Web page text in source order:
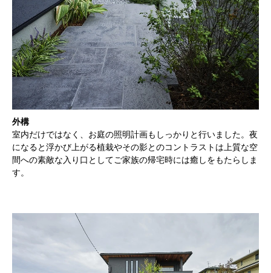
外構
室内だけではなく、お庭の照明計画もしっかりと行いました。夜
になると浮かび上がる植栽やその影とのコントラストは上質な空
間への素敵な入り口としてご家族の帰宅時には癒しをもたらしま
す。